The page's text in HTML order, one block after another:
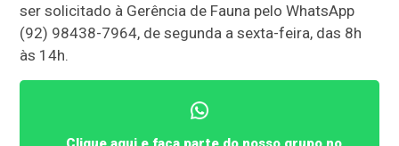
ser solicitado à Gerência de Fauna pelo WhatsApp
(92) 98438-7964, de segunda a sexta-feira, das 8h
às 14h.